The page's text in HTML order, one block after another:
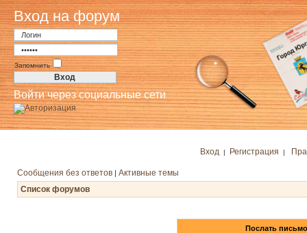
Вход на форум
Запомнить
Войти через социальные сети
Вход | Регистрация |
Сообщения без ответов | Активные темы
Список форумов
Послать